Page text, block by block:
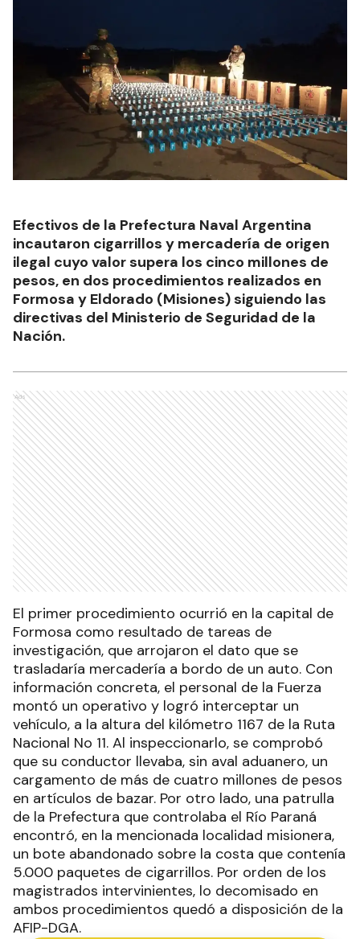
Efectivos de la Prefectura Naval Argentina
incautaron cigarrillos y mercadería de origen
ilegal cuyo valor supera los cinco millones de
pesos, en dos procedimientos realizados en
Formosa y Eldorado (Misiones) siguiendo las
directivas del Ministerio de Seguridad de la
Nación.
Ads
El primer procedimiento ocurrió en la capital de
Formosa como resultado de tareas de
investigación, que arrojaron el dato que se
trasladaría mercadería a bordo de un auto. Con
información concreta, el personal de la Fuerza
montó un operativo y logró interceptar un
vehículo, a la altura del kilómetro 1167 de la Ruta
Nacional No 11. Al inspeccionarlo, se comprobó
que su conductor llevaba, sin aval aduanero, un
cargamento de más de cuatro millones de pesos
en artículos de bazar. Por otro lado, una patrulla
de la Prefectura que controlaba el Río Paraná
encontró, en la mencionada localidad misionera,
un bote abandonado sobre la costa que contenía
5.000 paquetes de cigarrillos. Por orden de los
magistrados intervinientes, lo decomisado en
ambos procedimientos quedó a disposición de la
AFIP-DGA.